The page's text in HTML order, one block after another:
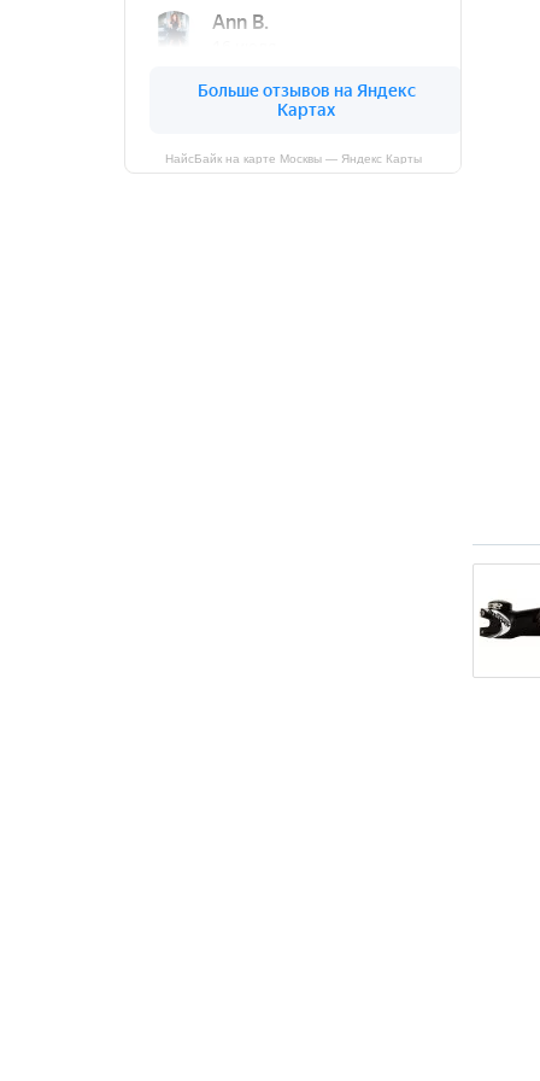
НайсБайк на карте Москвы — Яндекс Карты